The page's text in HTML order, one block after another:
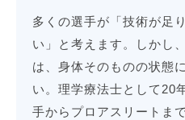
多くの選手が「技術が足
い」と考えます。しかし
は、身体そのものの状態
い。理学療法士として20
手からプロアスリートま